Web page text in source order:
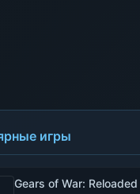
игры
Gears of War: Reloaded